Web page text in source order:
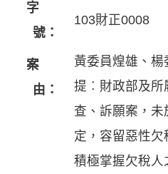
字
號：
103財正0008
案
由：
黃委員煌雄、楊
提︰財政部及所
查、訴願案，
定，容留惡性
積極掌握欠稅人